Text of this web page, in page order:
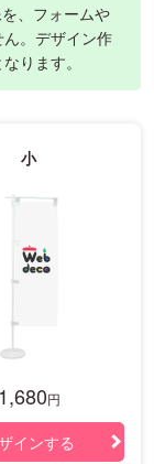
、フォームや
。デザイン作
ります。
小
1,680円
インする